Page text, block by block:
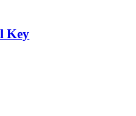
Key